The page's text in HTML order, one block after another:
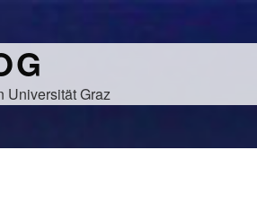
Universität Graz